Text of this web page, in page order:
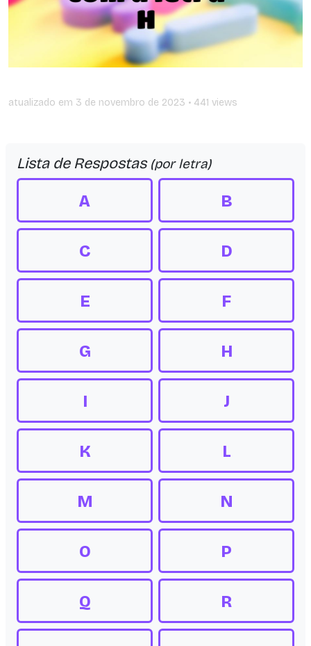
atualizado em 3 de novembro de 2023 • 441 views
Lista de Respostas (por letra)
A B
C D
E F
G H
I J
K L
M N
O P
Q R